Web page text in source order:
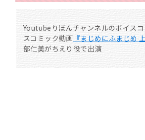
Youtubeりぼんチャンネルのボイス
スコミック動画 『まじめにふまじめ
部仁美がちえり役で出演